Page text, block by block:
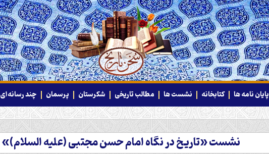
پایان نامه ها کتابخانه نشست ها مطالب تاریخی شکرستان پرسمان چند رسانه‌ای
نشست «تاریخ در نگاه امام حسن مجتبی (علیه السلام)»